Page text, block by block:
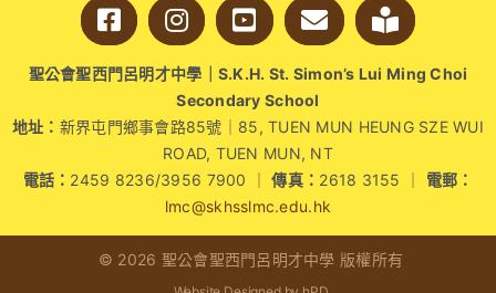
聖公會聖西門呂明才中學｜S.K.H. St. Simon’s Lui Ming Choi
Secondary School
地址： 新界屯門鄉事會路85號｜85, TUEN MUN HEUNG SZE WUI
ROAD, TUEN MUN, NT
電話： 2459 8236/3956 7900 ｜傳真： 2618 3155 ｜ 電郵：
lmc@skhsslmc.edu.hk
© 2026 聖公會聖西門呂明才中學 版權所有